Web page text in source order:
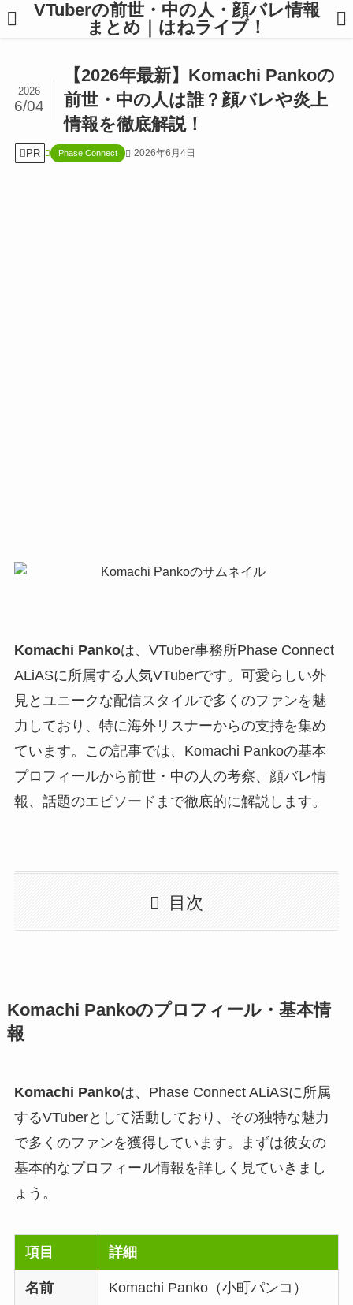
VTuberの前世・中の人・顔バレ情報
まとめ｜はねライブ！
【2026年最新】Komachi Pankoの
前世・中の人は誰？顔バレや炎上
情報を徹底解説！
2026
6/04
PR Phase Connect 2026年6月4日
Komachi Pankoは、VTuber事務所Phase Connect
ALiASに所属する人気VTuberです。可愛らしい外
見とユニークな配信スタイルで多くのファンを魅
力しており、特に海外リスナーからの支持を集め
ています。この記事では、Komachi Pankoの基本
プロフィールから前世・中の人の考察、顔バレ情
報、話題のエピソードまで徹底的に解説します。
目次
Komachi Pankoのプロフィール・基本情
報
Komachi Pankoは、Phase Connect ALiASに所属
するVTuberとして活動しており、その独特な魅力
で多くのファンを獲得しています。まずは彼女の
基本的なプロフィール情報を詳しく見ていきまし
ょう。
項目 詳細
名前 Komachi Panko（小町パンコ）